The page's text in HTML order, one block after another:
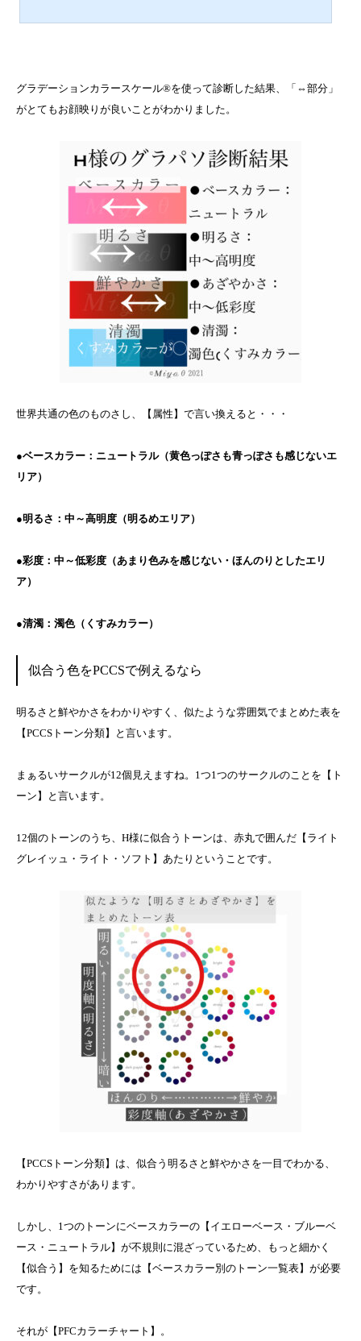
グラデーションカラースケール®を使って診断した結果、「⇔部分」
がとてもお顔映りが良いことがわかりました。
世界共通の色のものさし、【属性】で言い換えると・・・
●ベースカラー：ニュートラル（黄色っぽさも青っぽさも感じないエ
リア）
●明るさ：中～高明度（明るめエリア）
●彩度：中～低彩度（あまり色みを感じない・ほんのりとしたエリ
ア）
●清濁：濁色（くすみカラー）
似合う色をPCCSで例えるなら
明るさと鮮やかさをわかりやすく、似たような雰囲気でまとめた表を
【PCCSトーン分類】と言います。
まぁるいサークルが12個見えますね。1つ1つのサークルのことを【ト
ーン】と言います。
12個のトーンのうち、H様に似合うトーンは、赤丸で囲んだ【ライト
グレイッュ・ライト・ソフト】あたりということです。
【PCCSトーン分類】は、似合う明るさと鮮やかさを一目でわかる、
わかりやすさがあります。
しかし、1つのトーンにベースカラーの【イエローベース・ブルーベ
ース・ニュートラル】が不規則に混ざっているため、もっと細かく
【似合う】を知るためには【ベースカラー別のトーン一覧表】が必要
です。
それが【PFCカラーチャート】。